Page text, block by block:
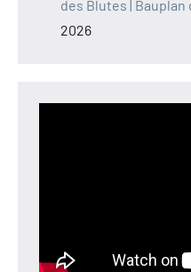
des Blutes |
2026